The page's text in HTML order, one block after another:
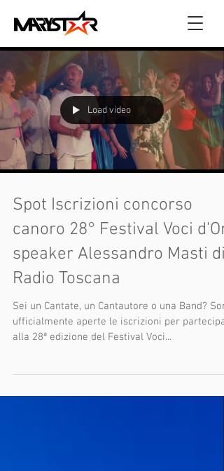
Load video
Spot Iscrizioni concorso
canoro 28° Festival Voci
speaker Alessandro Masti di
Radio Toscana
Sei un Cantate, un Cantautore o una Band?
ufficialmente aperte le iscrizioni per
alla 28ª edizione del Festival Voci...